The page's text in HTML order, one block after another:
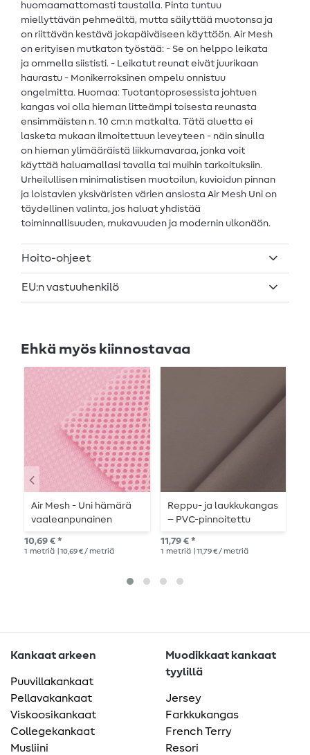
huomaamattomasti taustalla. Pinta tuntuu
miellyttävän pehmeältä, mutta säilyttää muotonsa ja
on riittävän kestävä jokapäiväiseen käyttöön. Air Mesh
on erityisen mutkaton työstää: - Se on helppo leikata
ja ommella siististi. - Leikatut reunat eivät juurikaan
haurastu - Monikerroksinen ompelu onnistuu
ongelmitta. Huomaa: Tuotantoprosessista johtuen
kangas voi olla hieman litteämpi toisesta reunasta
ensimmäisten n. 10 cm:n matkalta. Tätä aluetta ei
lasketa mukaan ilmoitettuun leveyteen - näin sinulla
on hieman ylimääräistä liikkumavaraa, jonka voit
käyttää haluamallasi tavalla tai muihin tarkoituksiin.
Urheilullisen minimalistisen muotoilun, kuvioidun pinnan
ja loistavien yksiväristen värien ansiosta Air Mesh Uni on
täydellinen valinta, jos haluat yhdistää
toiminnallisuuden, mukavuuden ja modernin ulkonäön.
Hoito-ohjeet
EU:n vastuuhenkilö
Ehkä myös kiinnostavaa
Air Mesh - Uni hämärä
vaaleanpunainen
10,69 € *
1 metriä | 10,69 € / metriä
Reppu- ja laukkukangas
– PVC-pinnoitettu
harmaa
11,79 € *
1 metriä | 11,79 € / metriä
Kankaat arkeen
Puuvillakankaat
Pellavakankaat
Viskoosikankaat
Collegekankaat
Musliini
Muodikkaat kankaat
tyylillä
Jersey
Farkkukangas
French Terry
Resori